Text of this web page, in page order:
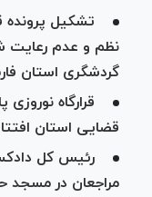
تشکیل پرونده
نظم و عدم رعایت
گردشگری استان
قرارگاه
قضایی استان
مراجعان در